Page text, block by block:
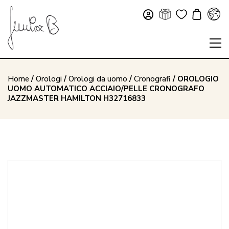
Home / Orologi/ Orologi da uomo / Cronografi / OROLOGIO
UOMO AUTOMATICO ACCIAIO/PELLE CRONOGRAFO
JAZZMASTER HAMILTON H32716833